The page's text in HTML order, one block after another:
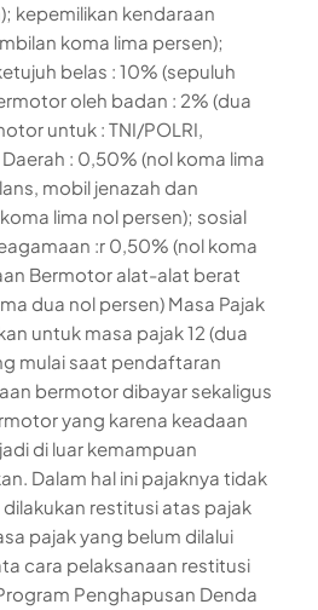
kepemilikan kendaraan
koma lima persen);
belas : 10% (sepuluh
oleh badan : 2% (dua
untuk : TNI/POLRI,
: 0,50% (nol koma lima
mobil jenazah dan
lima nol persen); sosial
:r 0,50% (nol koma
Bermotor alat-alat berat
dua nol persen) Masa Pajak
untuk masa pajak 12 (dua
mulai saat pendaftaran
bermotor dibayar sekaligus
yang karena keadaan
di luar kemampuan
Dalam hal ini pajaknya tidak
restitusi atas pajak
pajak yang belum dilalui
cara pelaksanaan restitusi
Penghapusan Denda